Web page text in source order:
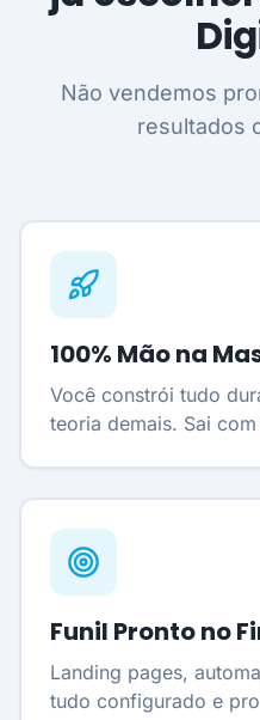
Não vendemos
resultados
100% Mão na
Você constrói tudo
teoria demais. Sai
Funil Pronto no
Landing pages,
tudo configurado e